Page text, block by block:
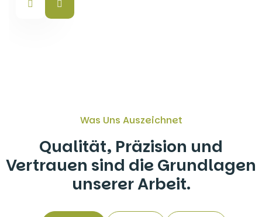
Was Uns Auszeichnet
Qualität, Präzision und
Vertrauen sind die Grundlagen
unserer Arbeit.